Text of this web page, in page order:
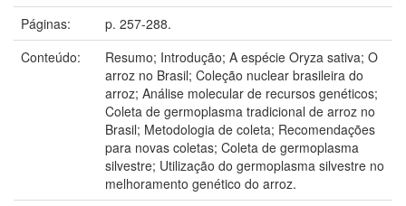
Páginas:
p. 257-288.
Conteúdo:
Resumo; Introdução; A espécie Oryza sativa; O
arroz no Brasil; Coleção nuclear brasileira do
arroz; Análise molecular de recursos genéticos;
Coleta de germoplasma tradicional de arroz no
Brasil; Metodologia de coleta; Recomendações
para novas coletas; Coleta de germoplasma
silvestre; Utilização do germoplasma silvestre no
melhoramento genético do arroz.